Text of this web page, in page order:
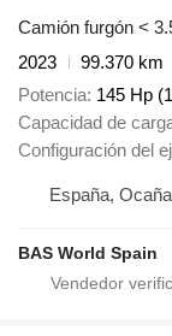
Camión furgón <
2023
99.370 km
Potencia 145 Hp
Capacidad de
Configuración del
España,
BAS World Spain